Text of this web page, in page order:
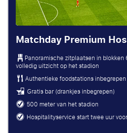
Matchday Premium
Panoramische zitplaatsen in
volledig uitzicht op het stadion
Authentieke foodstations inbegrepen
Gratis bar (drankjes inbegrepen)
500 meter van het stadion
Hospitalityservice start twee uur